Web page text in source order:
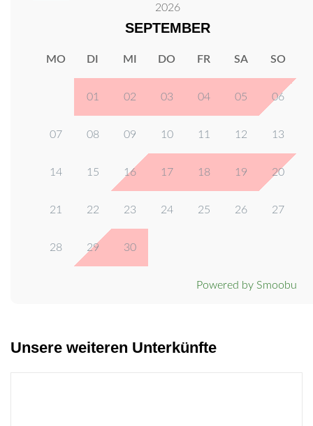
2026
SEPTEMBER
MO DI MI DO FR SA SO
01 02 03 04 05 06
07 08 09 10 11 12 13
14 15 16 17 18 19 20
21 22 23 24 25 26 27
28 29 30
Powered by Smoobu
Unsere weiteren Unterkünfte